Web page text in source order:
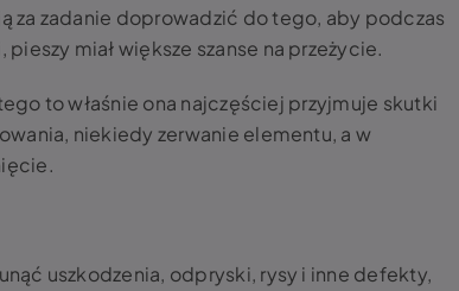
za zadanie doprowadzić do tego, aby podczas
miał większe szanse na przeżycie.
to właśnie ona najczęściej przyjmuje skutki
niekiedy zerwanie elementu, a w
uszkodzenia, odpryski, rysy i inne defekty,